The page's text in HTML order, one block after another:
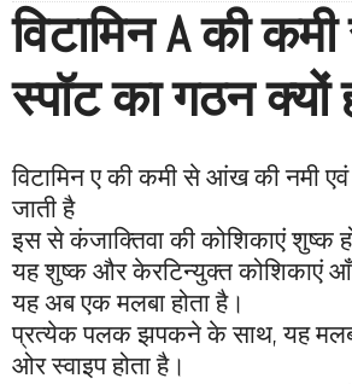
विटामिन A की
स्पॉट का गठन क्यों
विटामिन ए की कमी से आंख की नमी
जाती है
इस से कंजाक्तिवा की कोशिकाएं शुष्क
यह शुष्क और केरटिन्युक्त कोशिकाएं
यह अब एक मलबा होता है।
प्रत्येक पलक झपकने के साथ, यह
ओर स्वाइप होता है।